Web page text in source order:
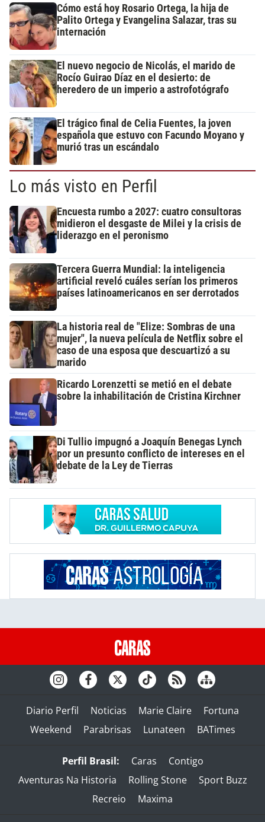
Cómo está hoy Rosario Ortega, la hija de
Palito Ortega y Evangelina Salazar, tras su
internación
El nuevo negocio de Nicolás, el marido de
Rocío Guirao Díaz en el desierto: de
heredero de un imperio a astrofotógrafo
El trágico final de Celia Fuentes, la joven
española que estuvo con Facundo Moyano y
murió tras un escándalo
Lo más visto en Perfil
Encuesta rumbo a 2027: cuatro consultoras
midieron el desgaste de Milei y la crisis de
liderazgo en el peronismo
Tercera Guerra Mundial: la inteligencia
artificial reveló cuáles serían los primeros
países latinoamericanos en ser derrotados
La historia real de "Elize: Sombras de una
mujer", la nueva película de Netflix sobre el
caso de una esposa que descuartizó a su
marido
Ricardo Lorenzetti se metió en el debate
sobre la inhabilitación de Cristina Kirchner
Di Tullio impugnó a Joaquín Benegas Lynch
por un presunto conflicto de intereses en el
debate de la Ley de Tierras
Diario Perfil Noticias Marie Claire
Fortuna
Weekend
Parabrisas Lunateen BATimes
Perfil Brasil: Caras
Contigo
Aventuras Na Historia
Rolling Stone
Sport Buzz
Recreio
Maxima